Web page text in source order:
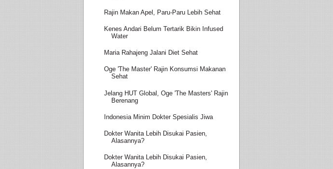
Rajin Makan Apel, Paru-Paru Lebih Sehat
Kenes Andari Belum Tertarik Bikin Infused
Water
Maria Rahajeng Jalani Diet Sehat
Oge 'The Master' Rajin Konsumsi Makanan
Sehat
Jelang HUT Global, Oge 'The Masters' Rajin
Berenang
Indonesia Minim Dokter Spesialis Jiwa
Dokter Wanita Lebih Disukai Pasien,
Alasannya?
Dokter Wanita Lebih Disukai Pasien,
Alasannya?